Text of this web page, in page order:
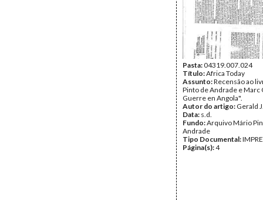
Pasta:04319.007.024
Título:Africa Today
Assunto:Recensão ao
Pinto de Andrade e Marc
Guerre en Angola".
Autor do artigo: Gerald
Data: s.d.
Fundo:Arquivo Mário
Andrade
Tipo Documental:
Página(s):4